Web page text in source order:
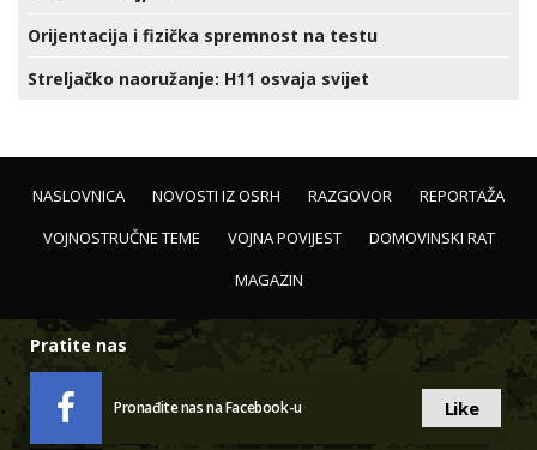
Orijentacija i fizička spremnost na testu
Streljačko naoružanje: H11 osvaja svijet
NASLOVNICA NOVOSTI IZ OSRH RAZGOVOR
REPORTAŽA
VOJNOSTRUČNE TEME
VOJNA POVIJEST
DOMOVINSKI RAT
MAGAZIN
Pratite nas
Pronađite nas na Facebook-u Like